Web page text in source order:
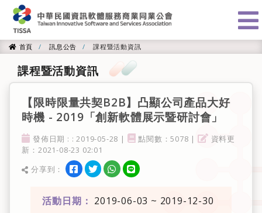
首頁
首頁 訊息公告 課程暨活動資訊
課程暨活動資訊
【限時限量共契B2B】凸顯公司產品大好
時機 - 2019「創新軟體展示暨研討會」
發佈日期
發佈日期 : : 2019-05-28 | 點閱率
點閱數：5078 | 資料更新
資料更
新：2021-08-23 02:01
分享
分享到： 分享到facebook
分享到twitter
分享到WhatsApp
分享到line
活動日期： 2019-06-03 ~ 2019-12-30